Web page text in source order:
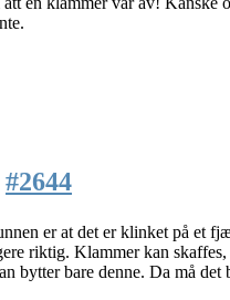
#2644
er at det er klinket på et
riktig. Klammer kan
bytter bare denne. Da må